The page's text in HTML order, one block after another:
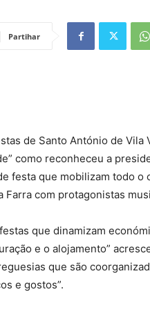
Partihar
de Santo António de Vila
como reconheceu a
festa que mobilizam todo o
Farra com protagonistas
que dinamizam
e o alojamento”
que são
e gostos”.